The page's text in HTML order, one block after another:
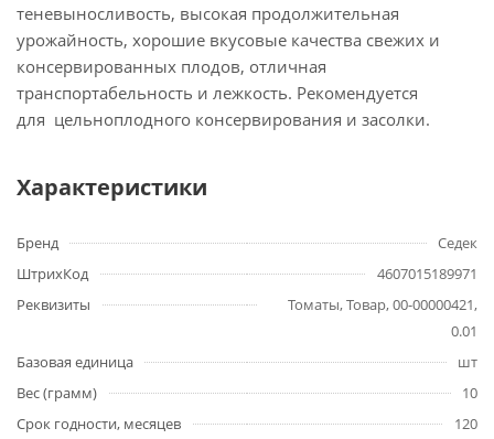
теневыносливость, высокая продолжительная
урожайность, хорошие вкусовые качества свежих и
консервированных плодов, отличная
транспортабельность и лежкость. Рекомендуется
для цельноплодного консервирования и засолки.
Характеристики
Бренд
Седек
ШтрихКод
4607015189971
Реквизиты
Томаты, Товар, 00-00000421,
0.01
Базовая единица
шт
Вес (грамм)
10
Срок годности, месяцев
120